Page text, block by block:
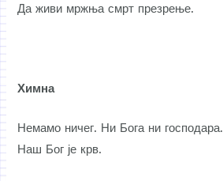
Да живи мржња смрт презрење.
Химна
Немамо ничег. Ни Бога ни господара.
Наш Бог је крв.